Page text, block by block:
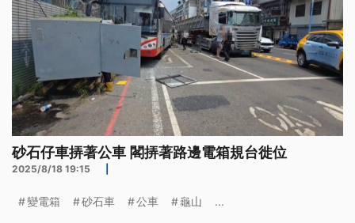
砂石仔車挵著公車 閣挵著路邊電箱規台徙位
2025/8/18 19:15
變電箱 砂石車 公車 龜山 ...